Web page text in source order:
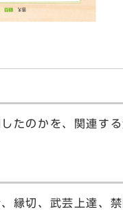
たのかを、関連す
縁切、武芸上達、